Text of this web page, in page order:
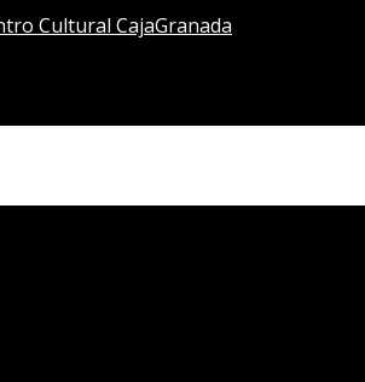
Cultural CajaGranada